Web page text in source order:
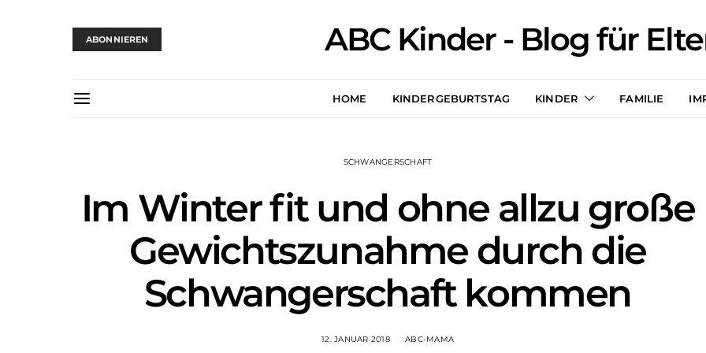
ABONNIEREN ABC Kinder - Blog für
HOME KINDERGEBURTSTAG KINDER FAMILIE
SCHWANGERSCHAFT
Im Winter fit und ohne allzu große
Gewichtszunahme durch die
Schwangerschaft kommen
12. JANUAR 2018 ABC-MAMA